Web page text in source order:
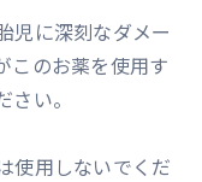
児に深刻なダメー
このお薬を使用す
い。
使用しないでくだ